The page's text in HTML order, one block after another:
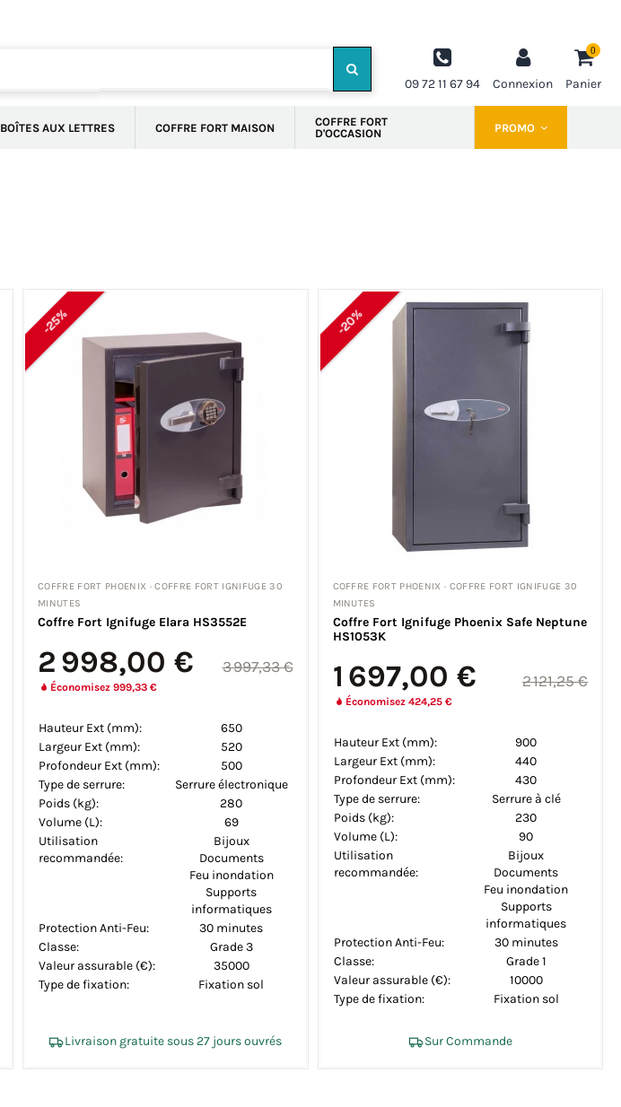
09 72 11 67 94 Connexion
0
Panier
BOÎTES AUX LETTRES COFFRE FORT MAISON
COFFRE FORT
D'OCCASION
PROMO
-25%
COFFRE FORT PHOENIX · COFFRE FORT IGNIFUGE 30
MINUTES
Coffre Fort Ignifuge Elara HS3552E
2 998,00 € 3 997,33 €
Économisez 999,33 €
Hauteur Ext (mm):
650
Largeur Ext (mm):
520
Profondeur Ext (mm):
500
Type de serrure:
Serrure électronique
Poids (kg):
280
Volume (L):
69
Utilisation
recommandée:
Bijoux
Documents
Feu inondation
Supports
informatiques
Protection Anti-Feu:
30 minutes
Classe:
Grade 3
Valeur assurable (€):
35000
Type de fixation:
Fixation sol
Livraison gratuite sous 27 jours ouvrés
-20%
COFFRE FORT PHOENIX · COFFRE FORT IGNIFUGE 30
MINUTES
Coffre Fort Ignifuge Phoenix Safe Neptune
HS1053K
1 697,00 € 2 121,25 €
Économisez 424,25 €
Hauteur Ext (mm):
900
Largeur Ext (mm):
440
Profondeur Ext (mm):
430
Type de serrure:
Serrure à clé
Poids (kg):
230
Volume (L):
90
Utilisation
recommandée:
Bijoux
Documents
Feu inondation
Supports
informatiques
Protection Anti-Feu:
30 minutes
Classe:
Grade 1
Valeur assurable (€):
10000
Type de fixation:
Fixation sol
Sur Commande